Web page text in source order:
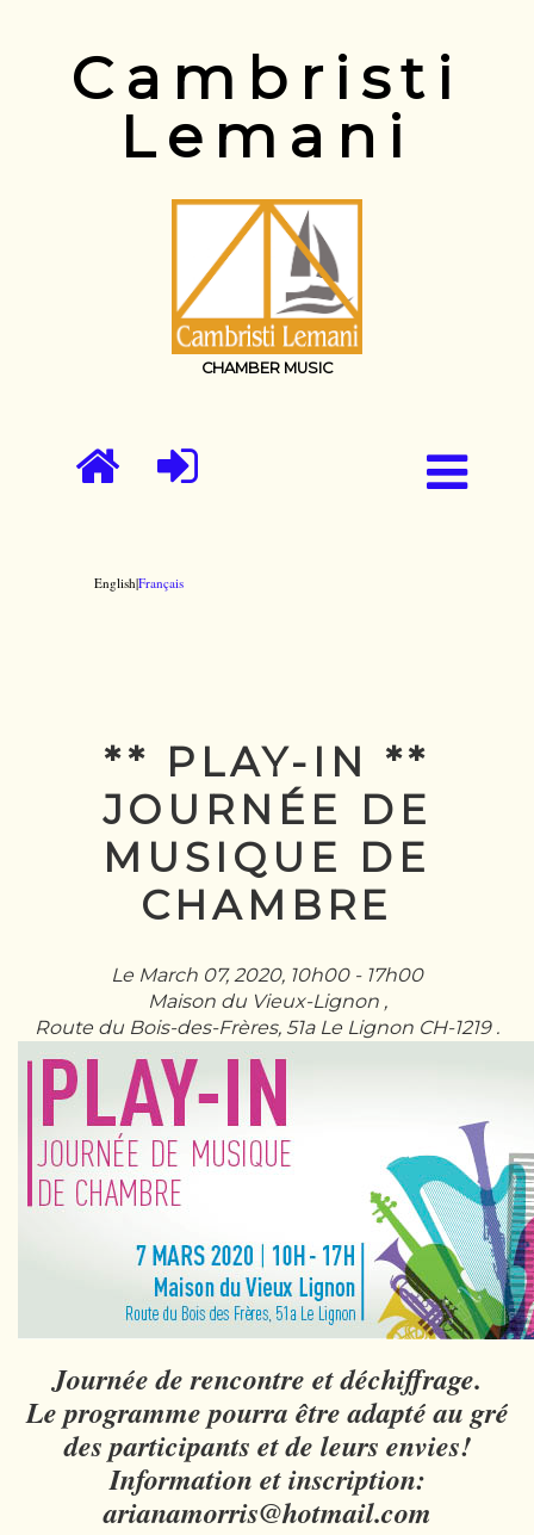
Cambristi
Lemani
CHAMBER MUSIC
English|Français
** PLAY-IN **
JOURNÉE DE
MUSIQUE DE
CHAMBRE
Le March 07, 2020, 10h00 - 17h00
Maison du Vieux-Lignon ,
Route du Bois-des-Frères, 51a Le Lignon CH-1219 .
Journée de rencontre et déchiffrage.
Le programme pourra être adapté au gré
des participants et de leurs envies!
Information et inscription:
arianamorris@hotmail.com